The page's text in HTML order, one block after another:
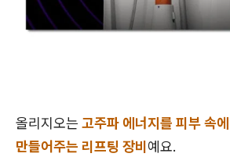
올리지오는 고주파 에너지를 피부 속
만들어주는 리프팅 장비예요.